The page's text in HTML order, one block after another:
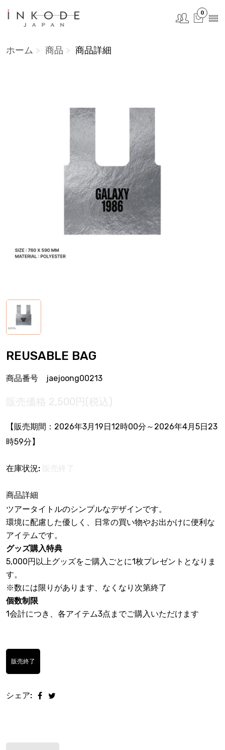
0
ホーム 商品 商品詳細
REUSABLE BAG
商品番号 jaejoong00213
販売価格 2,500円(税込)
【販売期間： 2026年3月19日12時00分 ～2026年4月5日23
時59分】
在庫状況: 販売終了
商品詳細
ツアータイトルのシンプルなデザインです。
環境に配慮した優しく、日常の買い物やお出かけに便利な
アイテムです。
グッズ購入特典
5,000円以上グッズをご購入ごとに1枚プレゼントとなりま
す。
※数には限りがあります、なくなり次第終了
個数制限
1会計につき、各アイテム3点までご購入いただけます
販売終了
シェア: